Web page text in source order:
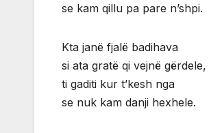
se kam qillu pa pare n’shpi.
Kta janë fjalë badihava
si ata gratë qi vejnë gërdele,
ti gaditi kur t’kesh nga
se nuk kam danji hexhele.